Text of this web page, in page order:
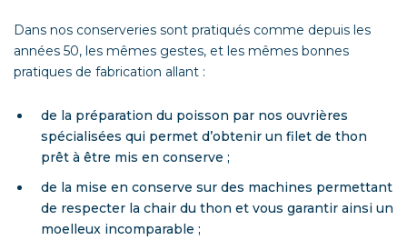
Dans nos conserveries sont pratiqués comme depuis les
années 50, les mêmes gestes, et les mêmes bonnes
pratiques de fabrication allant :
de la préparation du poisson par nos ouvrières
spécialisées qui permet d’obtenir un filet de thon
prêt à être mis en conserve ;
de la mise en conserve sur des machines permettant
de respecter la chair du thon et vous garantir ainsi un
moelleux incomparable ;